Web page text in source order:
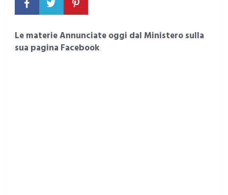
Le materie Annunciate oggi dal Ministero sulla
sua pagina Facebook